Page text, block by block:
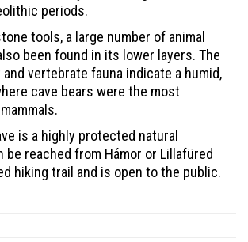
periods.
tools, a large number of animal
been found in its lower layers. The
vertebrate fauna indicate a humid,
cave bears were the most
is a highly protected natural
be reached from Hámor or Lillafüred
hiking trail and is open to the public.